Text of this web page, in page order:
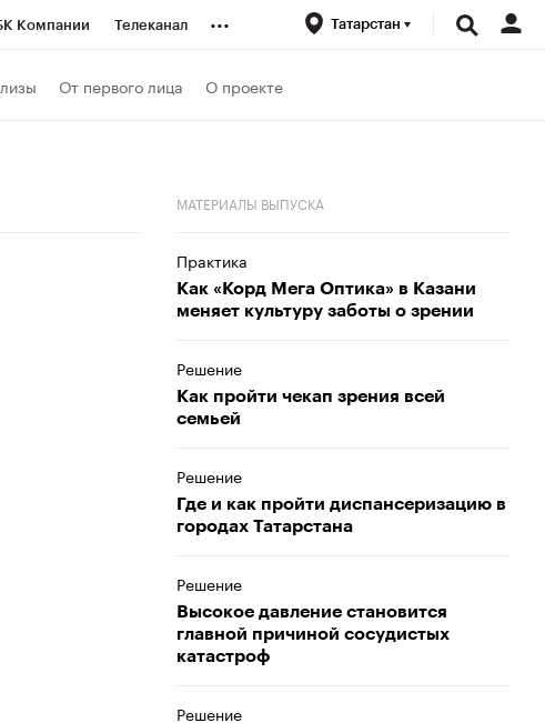
Компании Телеканал ... Татарстан
От первого лица О проекте
МАТЕРИАЛЫ ВЫПУСКА
Практика
Как «Корд Мега Оптика» в Казани
меняет культуру заботы о зрении
Решение
Как пройти чекап зрения всей
семьей
Решение
Где и как пройти диспансеризацию в
городах Татарстана
Решение
Высокое давление становится
главной причиной сосудистых
катастроф
Решение